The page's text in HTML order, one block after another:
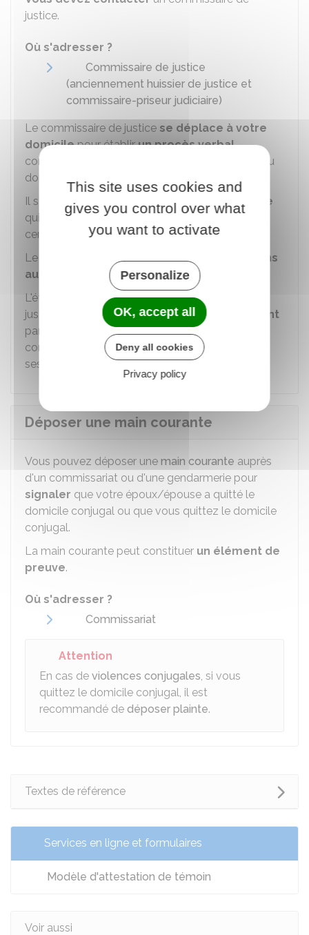
justice.
Où s'adresser ?
Commissaire de justice
(anciennement huissier de justice et
commissaire-priseur judiciaire)
Le commissaire de justice se déplace à votre
domicilepour établirun procès verbal
constatant le départ de votre époux (absence du
domicile, absence de ses effets personnels...).
Il s'agit d'un
acte authentique . C'est une
preuve
qui
établit une situation précise à une date
certaine.
Le commissaire de justice réalise ce constat
sans
autorisation judiciaire.
L'établissement du constat du commissaire de
justice est
payant. Les frais sontfixés librement
par chaque commissaire de justice. Seul le
commissaire de justice peut vous communiquer
ses tarifs.
Déposer une main courante
Vous pouvez déposer une main courante auprès
d'un commissariat ou d'une gendarmerie pour
signaler que votre époux/épouse a quitté le
domicile conjugal ou que vous quittez le domicile
conjugal.
La main courante peut constituer un élément de
preuve.
Où s'adresser ?
Commissariat
Attention
En cas de violences conjugales, si vous
quittez le domicile conjugal, il est
recommandé de déposer plainte.
Textes de référence
Services en ligne et formulaires
Modèle d'attestation de témoin
Voir aussi
This site uses cookies and
gives you control over what
you want to activate
Personalize
OK, accept all
Deny all cookies
Privacy policy